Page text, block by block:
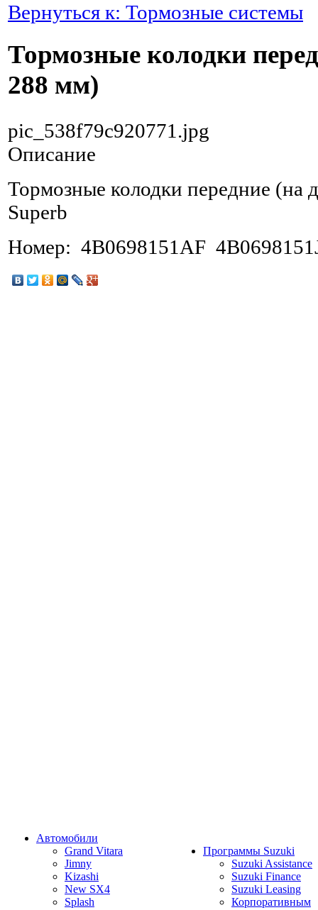
Вернуться к: Тормозные системы
Тормозные колодки
288 мм)
pic_538f79c920771.jpg
Описание
Тормозные колодки передние (на
Superb
Номер: 4B0698151AF
Автомобили
Grand Vitara
Jimny
Kizashi
New SX4
Splash
Программы Suzuki
Suzuki Assistance
Suzuki Finance
Suzuki Leasing
Корпоративным